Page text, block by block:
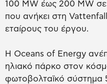
100 MW έως 200 MW σε
που ανήκει στη
εταίρους του έργου.
Η Oceans of Energy
ηλιακό πάρκο στον
φωτοβολταϊκό σύστημα